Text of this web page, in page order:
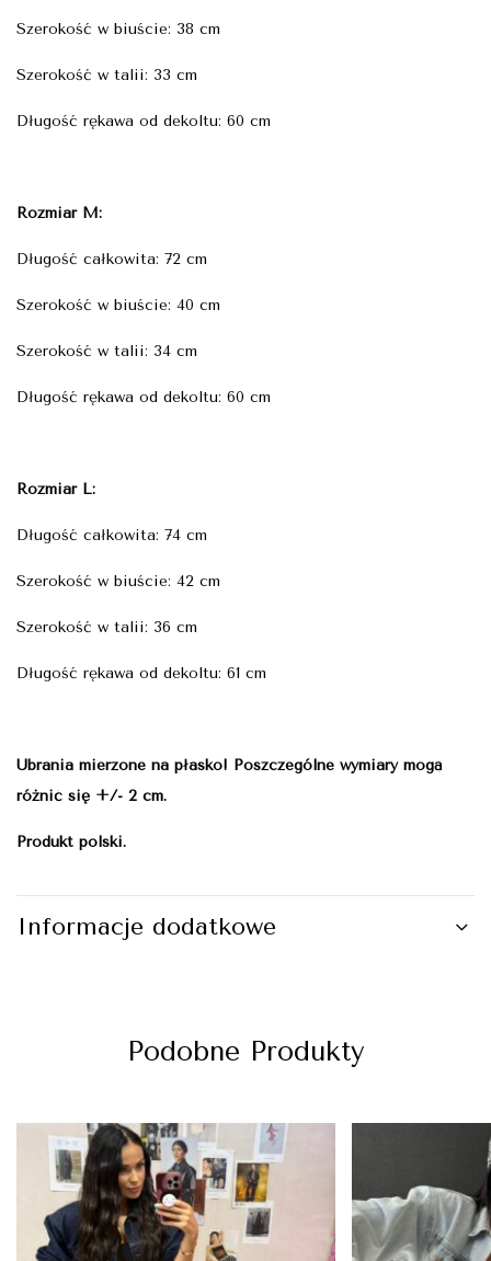
Szerokość w biuście: 38 cm
Szerokość w talii: 33 cm
Długość rękawa od dekoltu: 60 cm
Rozmiar M:
Długość całkowita: 72 cm
Szerokość w biuście: 40 cm
Szerokość w talii: 34 cm
Długość rękawa od dekoltu: 60 cm
Rozmiar L:
Długość całkowita: 74 cm
Szerokość w biuście: 42 cm
Szerokość w talii: 36 cm
Długość rękawa od dekoltu: 61 cm
Ubrania mierzone na płasko! Poszczególne wymiary mogą
różnić się +/- 2 cm.
Produkt polski.
Informacje dodatkowe
Podobne Produkty